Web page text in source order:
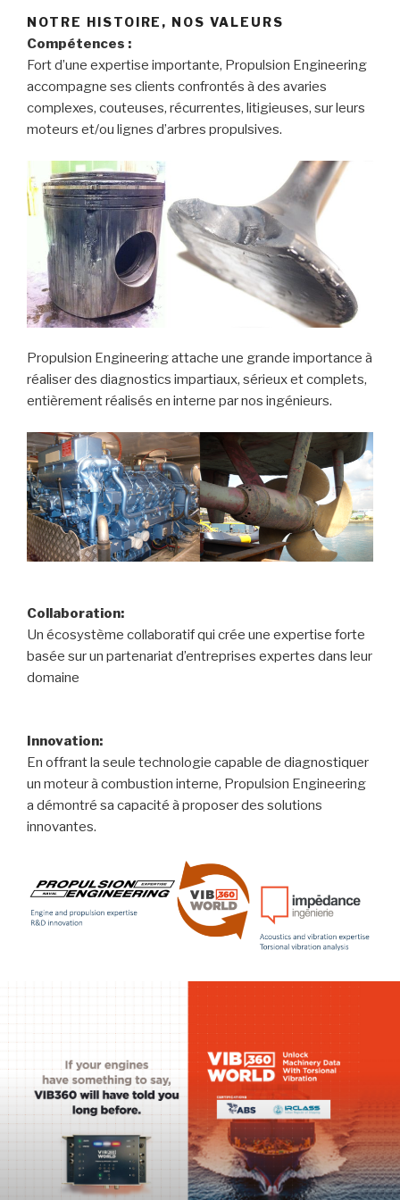
NOTRE HISTOIRE, NOS VALEURS
Compétences :
Fort d’une expertise importante, Propulsion Engineering
accompagne ses clients confrontés à des avaries
complexes, couteuses, récurrentes, litigieuses, sur leurs
moteurs et/ou lignes d’arbres propulsives.
Propulsion Engineering attache une grande importance à
réaliser des diagnostics impartiaux, sérieux et complets,
entièrement réalisés en interne par nos ingénieurs.
Collaboration:
Un écosystème collaboratif qui crée une expertise forte
basée sur un partenariat d’entreprises expertes dans leur
domaine
Innovation:
En offrant la seule technologie capable de diagnostiquer
un moteur à combustion interne, Propulsion Engineering
a démontré sa capacité à proposer des solutions
innovantes.